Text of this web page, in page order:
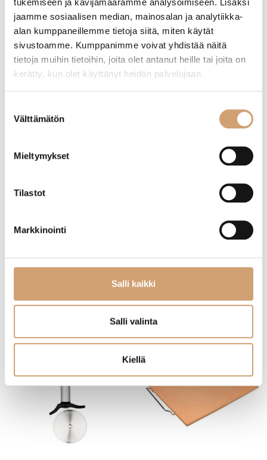
tukemiseen ja kävijämäärämme analysoimiseen. Lisäksi
jaamme sosiaalisen median, mainosalan ja analytiikka-
alan kumppaneillemme tietoja siitä, miten käytät
sivustoamme. Kumppanimme voivat yhdistää näitä
tietoja muihin tietoihin, joita olet antanut heille tai joita on
kerätty, kun olet käyttänyt heidän palvelujaan.
valinta
Välttämätön
Mieltymykset
Tilastot
Markkinointi
Salli kaikki
Salli valinta
Kiellä
8,90€
Lue lisää
5,00 €
Lue lisää
Lacor kohotuslaatikko 26,5 x 32,5 x 15cm
12,90€
Lue lisää
27,90€
Heti saatavilla verkkokaupasta
Lue lisää
Suosittu tuote